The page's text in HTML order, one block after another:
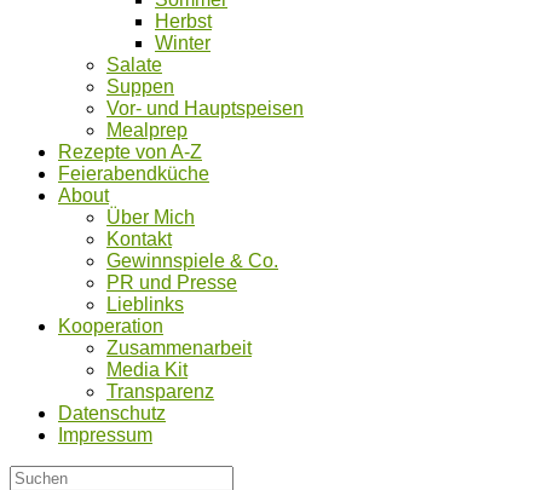
Herbst
Winter
Salate
Suppen
Vor- und Hauptspeisen
Mealprep
Rezepte von A-Z
Feierabendküche
About
Über Mich
Kontakt
Gewinnspiele & Co.
PR und Presse
Lieblinks
Kooperation
Zusammenarbeit
Media Kit
Transparenz
Datenschutz
Impressum